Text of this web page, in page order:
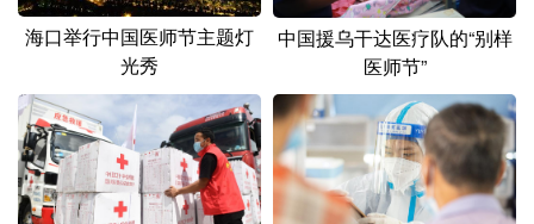
Русский язык 日本語 한국어
海口举行中国医师节主题灯
光秀
中国援乌干达医疗队的“别样
医师节”